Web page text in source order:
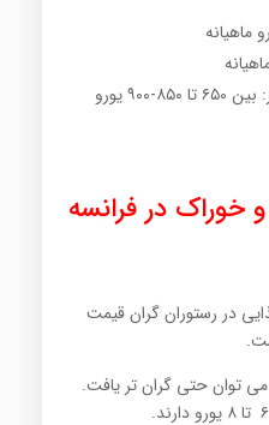
یورو
خوراک در فرانسه
در رستوران گران قیمت
می توان حتی گران تر یافت.